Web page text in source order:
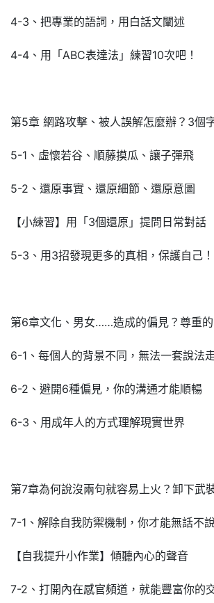
4-3、把專業的語詞，用白話文闡述
4-4、用「ABC表達法」練習10次吧！
第5章 網路攻擊、被人誤解怎麼辦？3個
5-1、虛懷若谷、順藤摸瓜、讓子彈飛
5-2、還原事實、還原細節、還原意圖
【小練習】用「3個還原」提問日常對話
5-3、用3招發現更多的真相，保護自己！
第6章文化、男女……造成的偏見？尊重的
6-1、每個人的背景不同，無法一套說法
6-2、避開6種偏見，你的溝通才能順暢
6-3、用成年人的方式理解現實世界
第7章為何說沒兩句就容易上火？卸下武
7-1、解除自我防禦機制，你才能無話不說
【自我提升小作業】傾聽內心的聲音
7-2、打開內在感官頻道，就能豐富你的